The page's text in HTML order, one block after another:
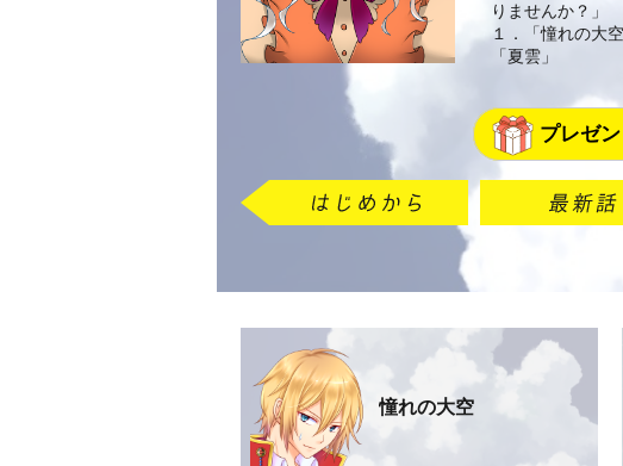
りませんか？」
１．「憧れの大
「夏雲」
プレゼ
憧れの大空